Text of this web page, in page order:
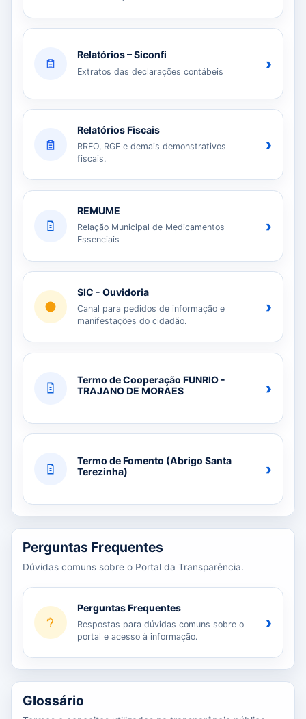
Relatórios – Siconfi
Extratos das declarações contábeis ›
Relatórios Fiscais
RREO, RGF e demais demonstrativos
fiscais.
›
REMUME
Relação Municipal de Medicamentos
Essenciais
›
SIC - Ouvidoria
Canal para pedidos de informação e
manifestações do cidadão.
›
Termo de Cooperação FUNRIO -
TRAJANO DE MORAES
›
Termo de Fomento (Abrigo Santa
Terezinha)
›
Perguntas Frequentes
Dúvidas comuns sobre o Portal da Transparência.
Perguntas Frequentes
Respostas para dúvidas comuns sobre o
portal e acesso à informação.
›
Glossário